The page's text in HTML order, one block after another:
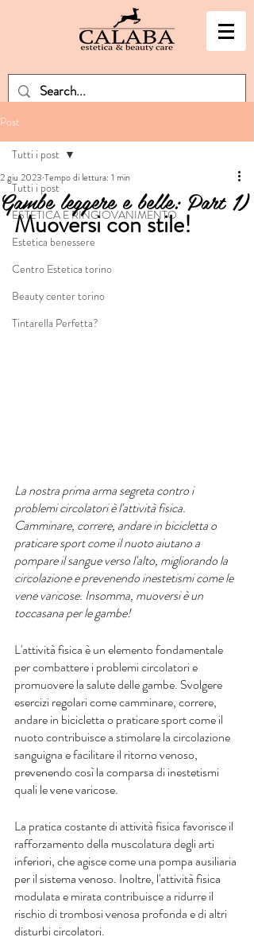
Post
Tutti i post
ESTETICA E RINGIOVANIMENTO
Estetica benessere
Centro Estetica torino
Beauty center torino
Tintarella Perfetta?
Tutti i post
Gambe leggere e belle: Part 1)
2 giu 2023 Tempo di lettura: 1 min
Muoversi con stile!
La nostra prima arma segreta contro i
problemi circolatori è l'attività fisica.
Camminare, correre, andare in bicicletta o
praticare sport come il nuoto aiutano a
pompare il sangue verso l'alto, migliorando la
circolazione e prevenendo inestetismi come le
vene varicose. Insomma, muoversi è un
toccasana per le gambe!
L'attività fisica è un elemento fondamentale
per combattere i problemi circolatori e
promuovere la salute delle gambe. Svolgere
esercizi regolari come camminare, correre,
andare in bicicletta o praticare sport come il
nuoto contribuisce a stimolare la circolazione
sanguigna e facilitare il ritorno venoso,
prevenendo così la comparsa di inestetismi
quali le vene varicose.
La pratica costante di attività fisica favorisce il
rafforzamento della muscolatura degli arti
inferiori, che agisce come una pompa ausiliaria
per il sistema venoso. Inoltre, l'attività fisica
modulata e mirata contribuisce a ridurre il
rischio di trombosi venosa profonda e di altri
disturbi circolatori.